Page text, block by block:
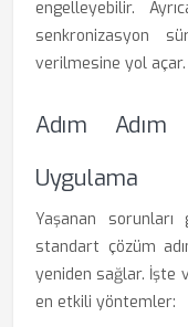
engelleyebilir.
senkronizasyon
verilmesine yol açar.
Adım
Uygulama
Yaşanan
standart çözüm
yeniden sağlar. İşte
en etkili yöntemler: